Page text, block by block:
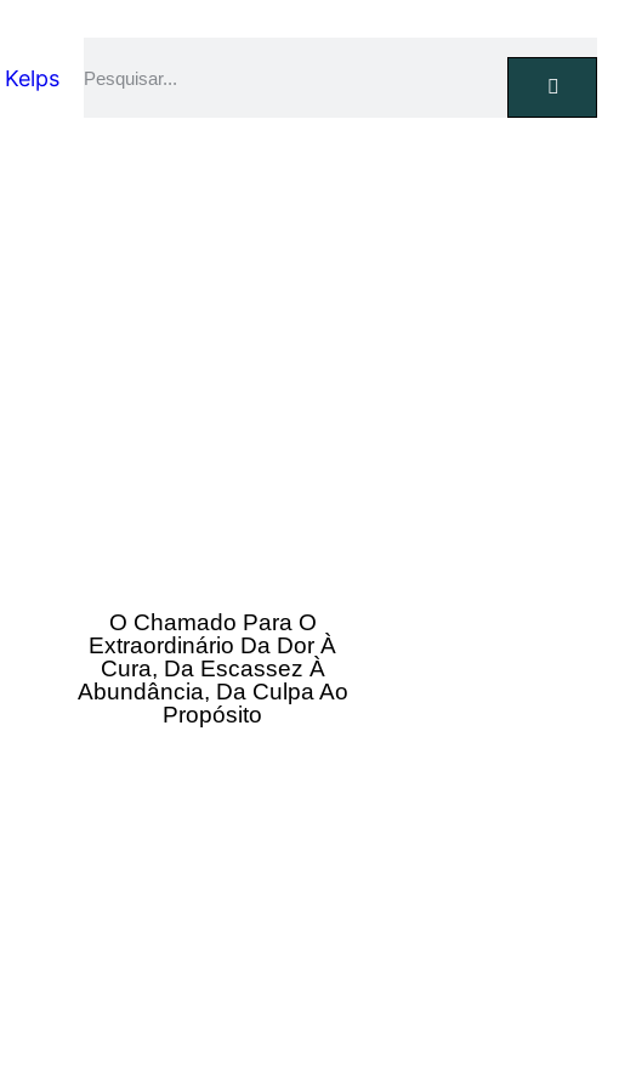
O Chamado Para O
Extraordinário Da Dor À
Cura, Da Escassez À
Abundância, Da Culpa Ao
Propósito